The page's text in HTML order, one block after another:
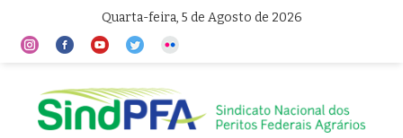
Quarta-feira, 5 de Agosto de 2026